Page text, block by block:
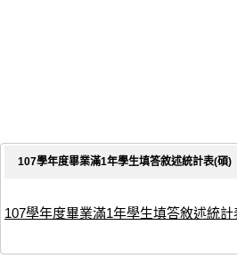
107學年度畢業滿1年學生填答敘述統計表(碩)
107學年度畢業滿1年學生填答敘述統計